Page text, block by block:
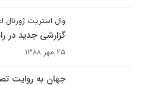
وال استریت ژورنال
گزارشی جدید در
۲۵ مهر ۱۳۸۸
جهان به روایت